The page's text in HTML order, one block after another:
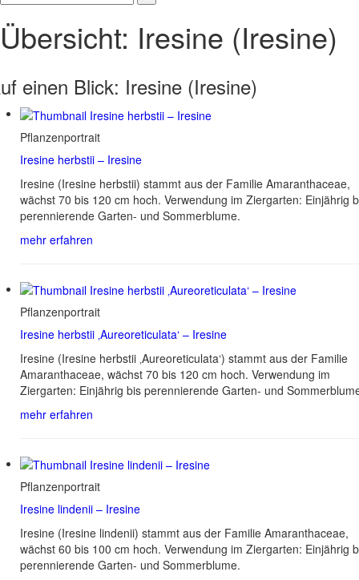
Übersicht: Iresine (Iresine)
einen Blick: Iresine (Iresine)
Pflanzenportrait
Iresine herbstii – Iresine
Iresine (Iresine herbstii) stammt aus der Familie Amaranthaceae,
wächst 70 bis 120 cm hoch. Verwendung im Ziergarten: Einjährig
perennierende Garten- und Sommerblume.
mehr erfahren
Pflanzenportrait
Iresine herbstii ‚Aureoreticulata‘ – Iresine
Iresine (Iresine herbstii ‚Aureoreticulata‘) stammt aus der Familie
Amaranthaceae, wächst 70 bis 120 cm hoch. Verwendung im
Ziergarten: Einjährig bis perennierende Garten- und
mehr erfahren
Pflanzenportrait
Iresine lindenii – Iresine
Iresine (Iresine lindenii) stammt aus der Familie Amaranthaceae,
wächst 60 bis 100 cm hoch. Verwendung im Ziergarten: Einjährig
perennierende Garten- und Sommerblume.